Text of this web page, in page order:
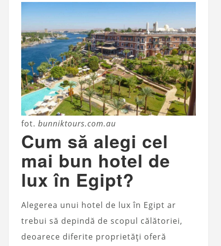
fot. bunniktours.com.au
Cum să alegi cel
mai bun hotel de
lux în Egipt?
Alegerea unui hotel de lux în Egipt ar
trebui să depindă de scopul călătoriei,
deoarece diferite proprietăți oferă